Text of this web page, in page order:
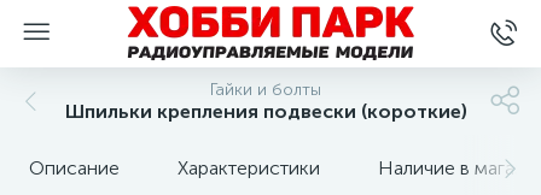
Гайки и болты
Шпильки крепления подвески (короткие)
Описание Характеристики Наличие в